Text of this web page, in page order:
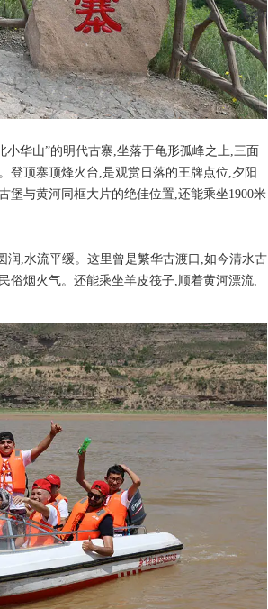
华山”的明代古寨,坐落于龟形孤峰之上,三面
登顶寨顶烽火台,是观赏日落的王牌点位,夕阳
堡与黄河同框大片的绝佳位置,还能乘坐1900米
润,水流平缓。这里曾是繁华古渡口,如今清水古
俗烟火气。还能乘坐羊皮筏子,顺着黄河漂流,